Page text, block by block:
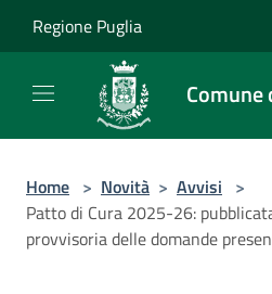
Regione Puglia
Home > Novità > Avvisi >
Patto di Cura 2025-26:
provvisoria delle domande